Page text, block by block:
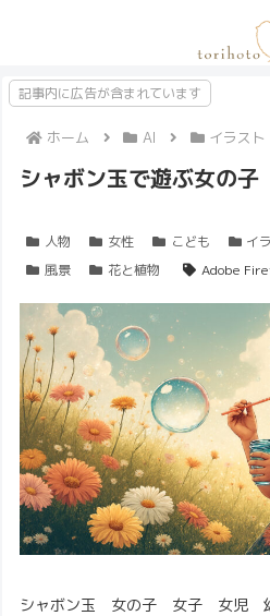
記事内に広告が含まれています
ホーム AI イラスト
シャボン玉で遊ぶ女の
人物 女性 こども イ
風景
花と植物 Adobe
シャボン玉 女の子 女子 女児